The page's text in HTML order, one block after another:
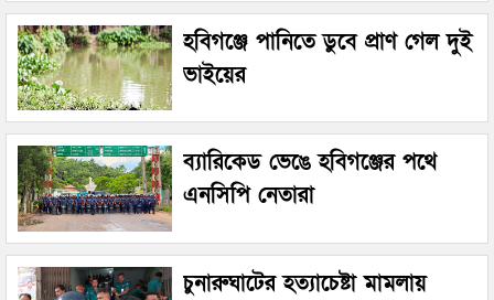
হবিগঞ্জে পানিতে ডুবে প্রাণ গেল দুই
ভাইয়ের
ব্যারিকেড ভেঙে হবিগঞ্জের পথে
এনসিপি নেতারা
চুনারুঘাটের হত্যাচেষ্টা মামলায়